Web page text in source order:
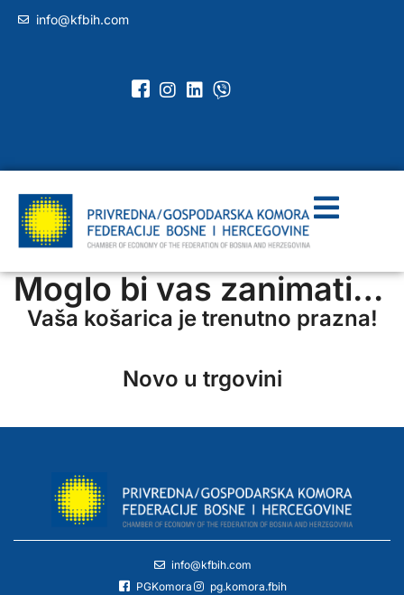
info@kfbih.com
Moglo bi vas zanimati…
Vaša košarica je trenutno prazna!
Novo u trgovini
info@kfbih.com
PGKomora
pg.komora.fbih